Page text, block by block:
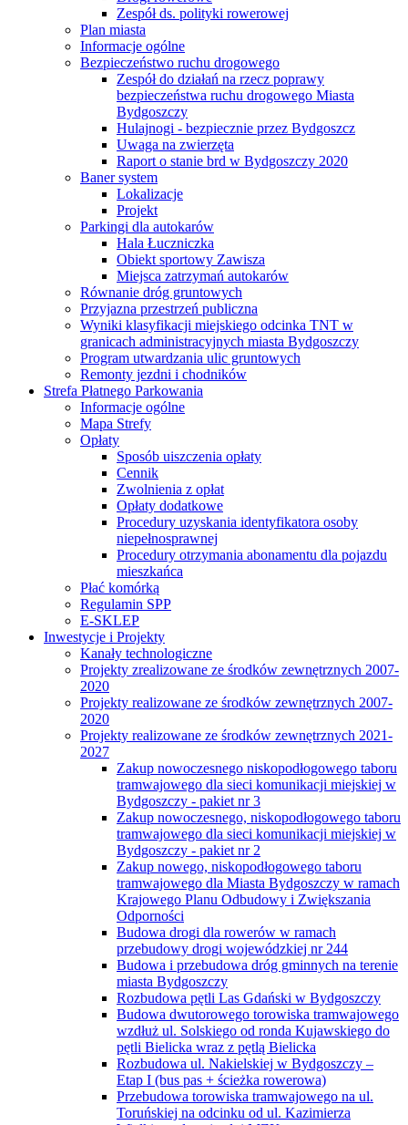
Zespół ds. polityki rowerowej
Plan miasta
Informacje ogólne
Bezpieczeństwo ruchu drogowego
Zespół do działań na rzecz poprawy
bezpieczeństwa ruchu drogowego Miasta
Bydgoszczy
Hulajnogi - bezpiecznie przez Bydgoszcz
Uwaga na zwierzęta
Raport o stanie brd w Bydgoszczy 2020
Baner system
Lokalizacje
Projekt
Parkingi dla autokarów
Hala Łuczniczka
Obiekt sportowy Zawisza
Miejsca zatrzymań autokarów
Równanie dróg gruntowych
Przyjazna przestrzeń publiczna
Wyniki klasyfikacji miejskiego odcinka TNT w
granicach administracyjnych miasta Bydgoszczy
Program utwardzania ulic gruntowych
Remonty jezdni i chodników
Strefa Płatnego Parkowania
Informacje ogólne
Mapa Strefy
Opłaty
Sposób uiszczenia opłaty
Cennik
Zwolnienia z opłat
Opłaty dodatkowe
Procedury uzyskania identyfikatora osoby
niepełnosprawnej
Procedury otrzymania abonamentu dla pojazdu
mieszkańca
Płać komórką
Regulamin SPP
E-SKLEP
Inwestycje i Projekty
Kanały technologiczne
Projekty zrealizowane ze środków zewnętrznych 2007-
2020
Projekty realizowane ze środków zewnętrznych 2007-
2020
Projekty realizowane ze środków zewnętrznych 2021-
2027
Zakup nowoczesnego niskopodłogowego taboru
tramwajowego dla sieci komunikacji miejskiej w
Bydgoszczy - pakiet nr 3
Zakup nowoczesnego, niskopodłogowego taboru
tramwajowego dla sieci komunikacji miejskiej w
Bydgoszczy - pakiet nr 2
Zakup nowego, niskopodłogowego taboru
tramwajowego dla Miasta Bydgoszczy w ramach
Krajowego Planu Odbudowy i Zwiększania
Odporności
Budowa drogi dla rowerów w ramach
przebudowy drogi wojewódzkiej nr 244
Budowa i przebudowa dróg gminnych na terenie
miasta Bydgoszczy
Rozbudowa pętli Las Gdański w Bydgoszczy
Budowa dwutorowego torowiska tramwajowego
wzdłuż ul. Solskiego od ronda Kujawskiego do
pętli Bielicka wraz z pętlą Bielicka
Rozbudowa ul. Nakielskiej w Bydgoszczy –
Etap I (bus pas + ścieżka rowerowa)
Przebudowa torowiska tramwajowego na ul.
Toruńskiej na odcinku od ul. Kazimierza